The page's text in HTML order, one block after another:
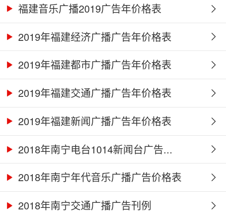
福建音乐广播2019广告年价格表
2019年福建经济广播广告年价格表
2019年福建都市广播广告年价格表
2019年福建交通广播广告年价格表
2019年福建新闻广播广告年价格表
2018年南宁电台1014新闻台广告...
2018年南宁年代音乐广播广告价格表
2018年南宁交通广播广告刊例